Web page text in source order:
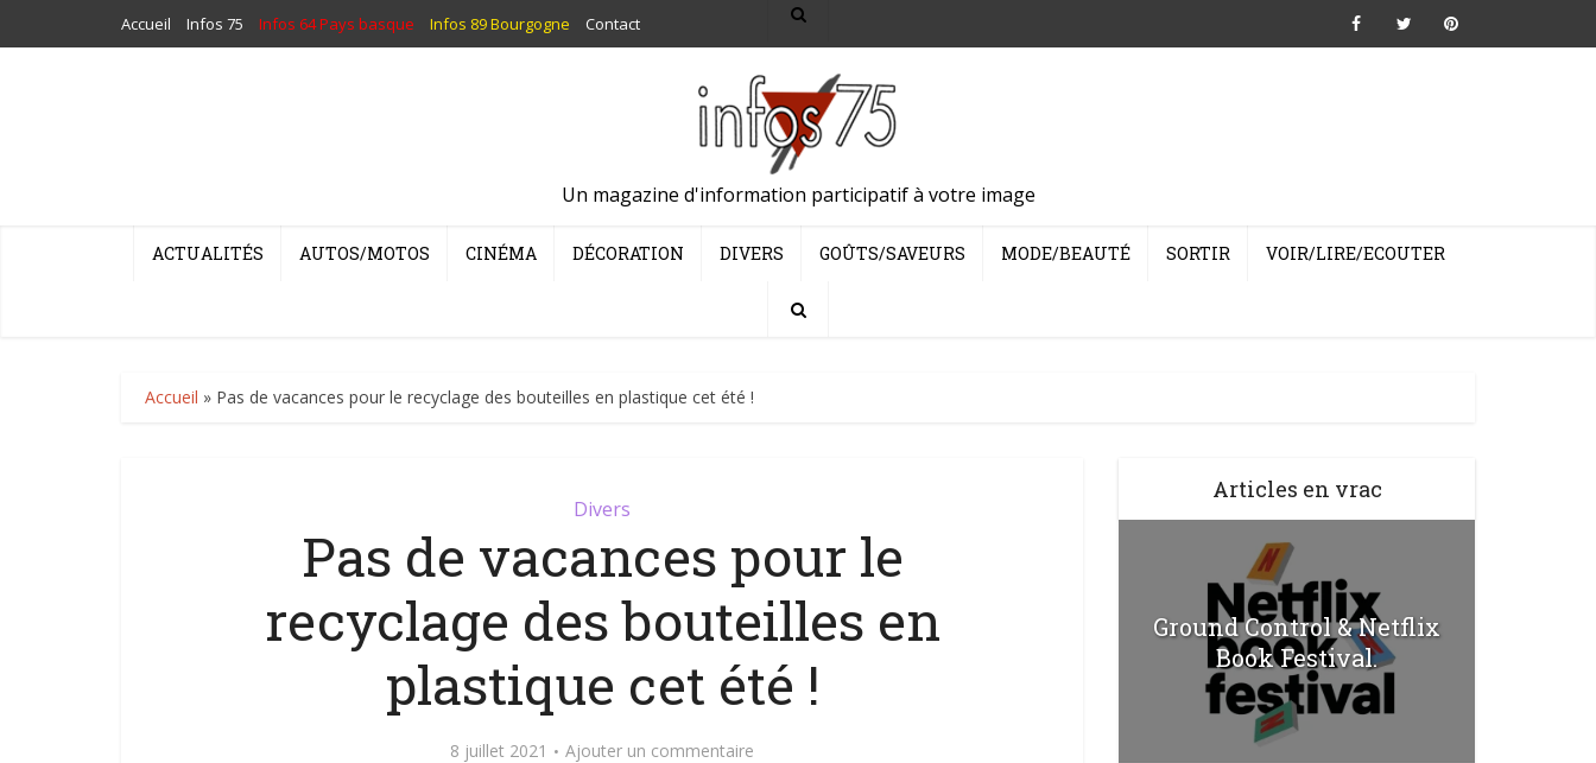
Accueil Infos 75 Infos 64 Pays basque Infos 89 Bourgogne Contact
Un magazine d'information participatif à votre image
ACTUALITÉS AUTOS/MOTOS CINÉMA DÉCORATION DIVERS GOÛTS/SAVEURS MODE/BEAUTÉ SORTIR VOIR/LIRE/ECOUTER
Accueil » Pas de vacances pour le recyclage des bouteilles en plastique cet été !
Divers
Pas de vacances pour le
recyclage des bouteilles en
plastique cet été !
8 juillet 2021 Ajouter un commentaire
Articles en vrac
Ground Control & Netflix
Book Festival.